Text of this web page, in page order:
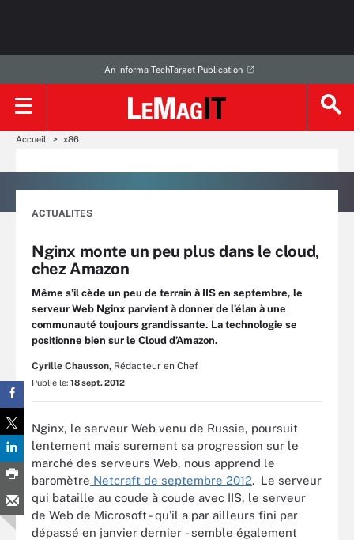
An Informa TechTarget Publication
Accueil x86
ACTUALITES
Nginx monte un peu plus dans le cloud,
chez Amazon
Même s’il cède un peu de terrain à IIS en septembre, le
serveur Web Nginx parvient à donner de l’élan à une
communauté toujours grandissante. La technologie se
positionne bien sur le Cloud d’Amazon.
Cyrille Chausson, Rédacteur en Chef
Publié le: 18 sept. 2012
Nginx, le serveur Web venu de Russie, poursuit
lentement mais surement sa progression sur le
marché des serveurs Web, nous apprend le
baromètre Netcraft de septembre 2012. Le serveur
qui bataille au coude à coude avec IIS, le serveur
de Web de Microsoft - qu’il a par ailleurs fini par
dépassé en janvier dernier - semble également